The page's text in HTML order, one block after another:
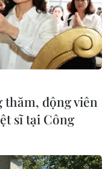
trách Bộ
chia sẻ, từ năm
lược hệ
và đang
mục tiêu cải
trong các
lâm nghiệp và
đổi mới.
động viên
sĩ tại Công